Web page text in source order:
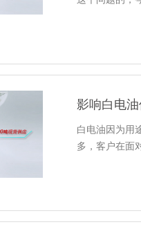
影响白电
白电油因为用
多，客户在面